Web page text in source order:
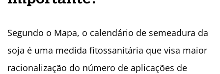
Segundo o Mapa, o calendário de semeadura da
soja é uma medida fitossanitária que visa maior
racionalização do número de aplicações de